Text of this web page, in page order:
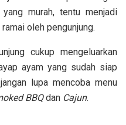
murah, tentu menjadi
oleh pengunjung.
cukup mengeluarkan
ayam yang sudah siap
lupa mencoba menu
BBQdan Cajun.